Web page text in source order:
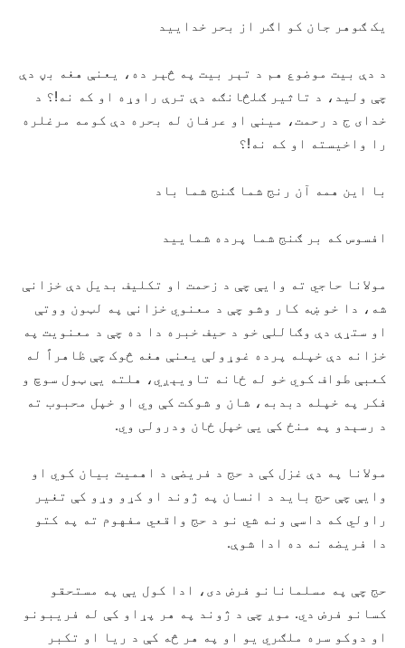
يک ګوهر جان کو اګر از بحر خداييد
د دې بيت موضوع هم د تېر بيت په څېر ده، يعنې هغه بڼ دې
چې وليد، د تاثير ګلڅانګه دې ترې راوړه او که نه!؟ د
خدای ج د رحمت، مينې او عرفان له بحره دې کومه مرغلره
را واخيسته او که نه!؟
با اين همه آن رنج شما ګنج شما باد
افسوس که بر ګنج شما پرده شماييد
مولانا حاجي ته وايې چې د زحمت او تکليف بديل دې خزانې
شه، دا خو ښه کار وشو چې د معنوي خزانې په لټون ووتې
او ستړې دې وګاللې خو د حيف خبره دا ده چې د معنويت په
خزانه دې خپله پرده غوړولې يعنې هغه څوک چې ظاهراً له
کعبې طواف کوي خو له ځانه تاويېږي، هلته يې ټول سوچ و
فکر په خپله دبدبه، شان و شوکت کې وي او خپل محبوب ته
د رسېدو په منځ کې يې خپل ځان ودرولی وي.
مولانا په دې غزل کې د حج د فريضې د اهميت بيان کوي او
وايې چې حج بايد د انسان په ژوند او کړو وړو کې تغير
راولي که داسې ونه شي نو د حج واقعي مفهوم ته په کتو
دا فريضه نه ده ادا شوې.
حج چې په مسلمانانو فرض دی، ادا کول يې په مستحقو
کسانو فرض دي. موږ چې د ژوند په هر پړاو کې له فريبونو
او دوکو سره ملګري يو او په هر څه کې د ريا او تکبر